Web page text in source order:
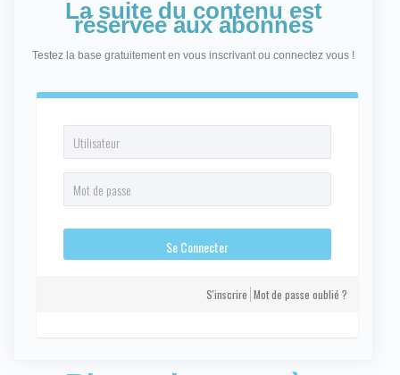
La suite du contenu est
réservée aux abonnés
Testez la base gratuitement en vous inscrivant ou connectez vous !
S'inscrire Mot de passe oublié ?